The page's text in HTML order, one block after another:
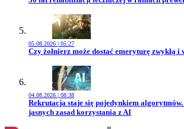
05.08.2026 | 05:27
Przejdź do artykułu:
Czy żołnierz może dostać emeryturę zwykłą i
04.08.2026 | 08:38
Przejdź do artykułu:
Rekrutacja staje się pojedynkiem
jasnych zasad korzystania z AI